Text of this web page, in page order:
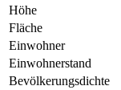
Höhe
Fläche
Einwohner
Einwohnerstand
Bevölkerungsdichte